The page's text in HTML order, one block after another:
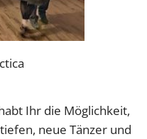
Ihr die Möglichkeit,
neue Tänzer und